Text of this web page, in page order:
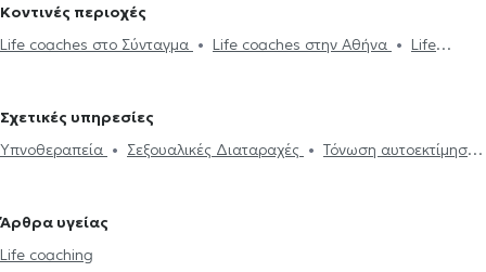
Κοντινές περιοχές
Life coaches στο Σύνταγμα
Life coaches στην Αθήνα
Life
Life coaches στο Αιγάλεω
coaches στον Πειραιά
Life coaches στο Ψυχικό
Life coaches
Σχετικές υπηρεσίες
Υπνοθεραπεία
Σεξουαλικές Διαταραχές
Τόνωση αυτοεκτίμησης
Καπνίσματος
Προβλήματα σεξουαλικής ζωής
Άρθρα υγείας
Life coaching